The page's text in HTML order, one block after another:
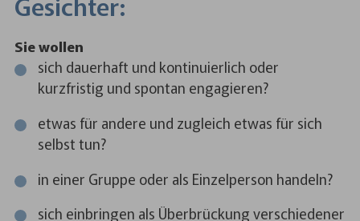
Sie wollen
sich dauerhaft und kontinuierlich oder
kurzfristig und spontan engagieren?
etwas für andere und zugleich etwas für sich
selbst tun?
in einer Gruppe oder als Einzelperson handeln?
sich einbringen als Überbrückung verschiedener